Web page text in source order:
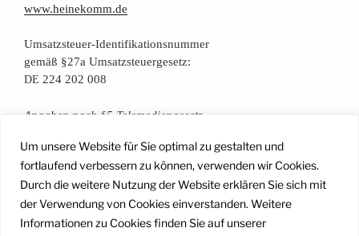
Um unsere Website für Sie optimal zu gestalten und
fortlaufend verbessern zu können, verwenden wir Cookies.
Durch die weitere Nutzung der Website erklären Sie sich mit
der Verwendung von Cookies einverstanden. Weitere
Informationen zu Cookies finden Sie auf unserer
www.heinekomm.de
Umsatz­steu­er-Iden­ti­fi­ka­ti­ons­num­mer
gemäß §27a Umsatzsteuergesetz:
DE 224 202 008
Anga­ben nach §5 Telemediengesetz
Daten­schutz­er­klä­rung
FacebookInstagramYouTubeMail